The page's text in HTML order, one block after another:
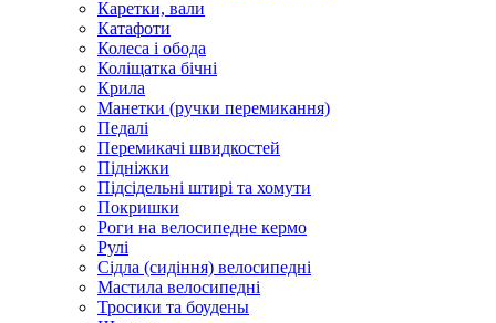
Каретки, вали
Катафоти
Колеса і обода
Коліщатка бічні
Крила
Манетки (ручки перемикання)
Педалі
Перемикачі швидкостей
Підніжки
Підсідельні штирі та хомути
Покришки
Роги на велосипедне кермо
Рулі
Сідла (сидіння) велосипедні
Мастила велосипедні
Тросики та боудены